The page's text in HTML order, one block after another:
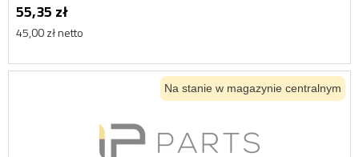
55,35 zł
45,00 zł netto
Na stanie w magazynie centralnym